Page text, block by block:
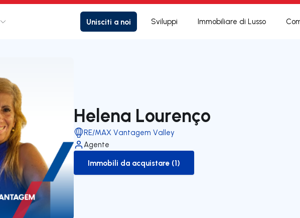
Unisciti a noi Sviluppi Immobiliare di Lusso
Helena Lourenço
RE/MAX Vantagem Valley
Agente
to-buy-listing
Immobili da acquistare (1)